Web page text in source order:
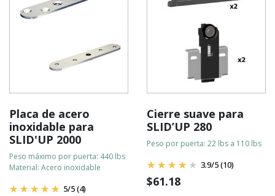
Placa de acero
inoxidable para
SLID'UP 2000
Peso máximo por puerta: 440 lbs
Material: Acero inoxidable
5/5(4)
Cierre suave para
SLID’UP 280
Peso por puerta: 22 lbs a 110 lbs
3.9/5(10)
$61.18